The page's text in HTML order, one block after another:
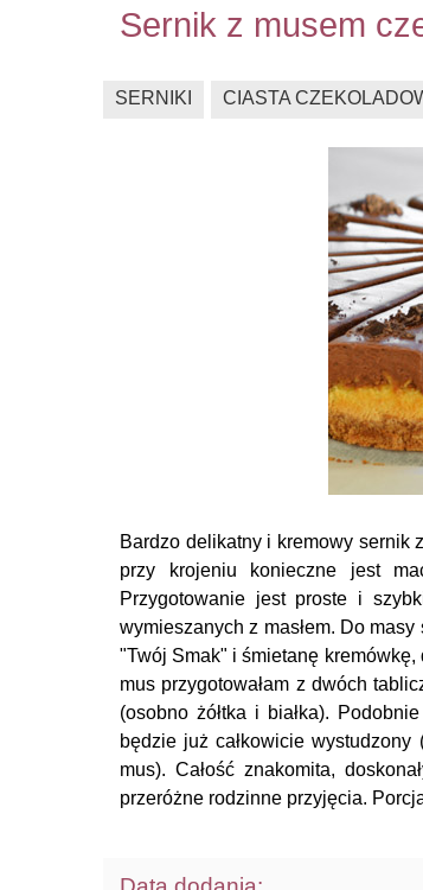
Sernik z musem
SERNIKI CIASTA
Bardzo delikatny i kremowy sernik
przy krojeniu konieczne jest
Przygotowanie jest proste i
wymieszanych z masłem. Do
"Twój Smak" i śmietanę kremówkę,
mus przygotowałam z dwóch
(osobno żółtka i białka).
będzie już całkowicie
mus). Całość znakomita,
przeróżne rodzinne przyjęcia.